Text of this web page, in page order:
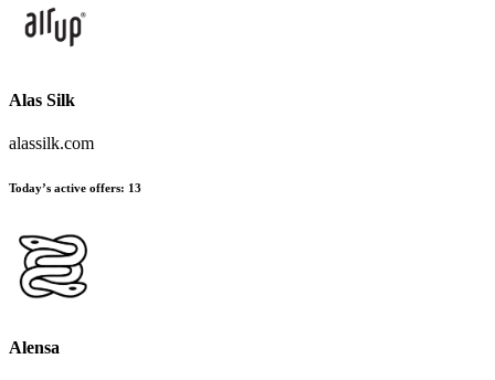
Alas Silk
alassilk.com
Today’s active offers: 13
Alensa